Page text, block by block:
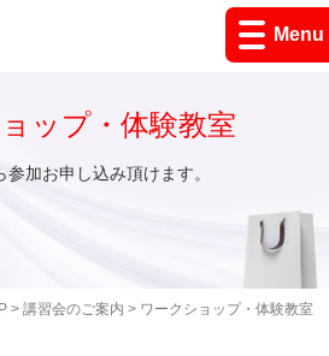
Menu
> 講習会のご案内 > ワークショップ・体験教室
ップ・体験教室
参加お申し込み頂けます。